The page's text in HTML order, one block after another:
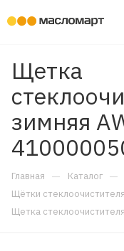
Щетка
зимняя
Главная — Каталог —
Щётки
Щетка